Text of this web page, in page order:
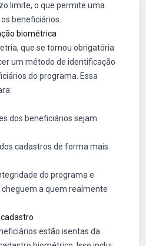
limite, o que permite uma
beneficiários.
biométrica
que se tornou obrigatória
um método de identificação
do programa. Essa
dos beneficiários sejam
cadastros de forma mais
do programa e
a quem realmente
estão isentas da